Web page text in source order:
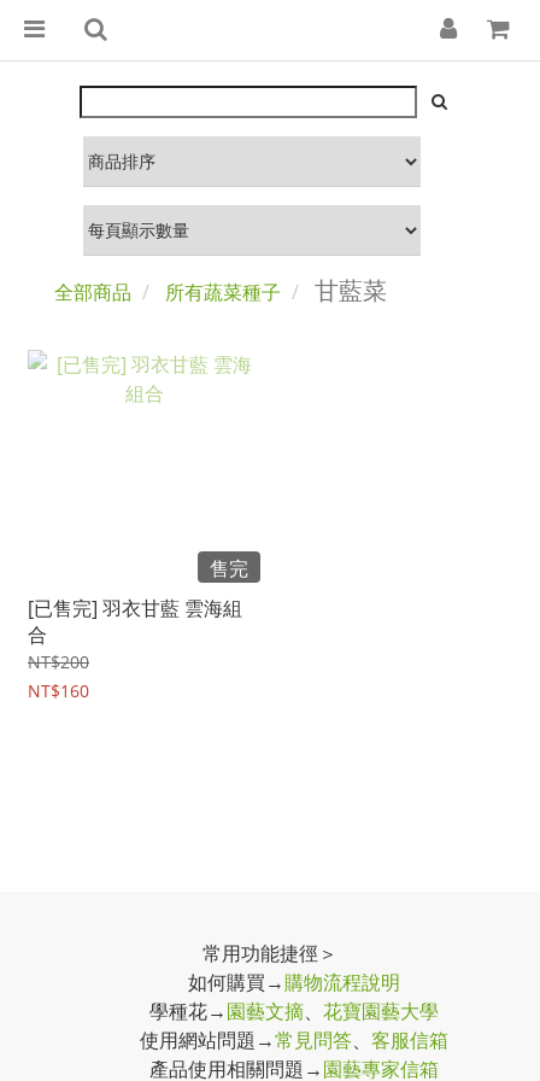
全部商品 所有蔬菜種子 甘藍菜
售完
[已售完] 羽衣甘藍 雲海組
合
NT$200
NT$160
常用功能捷徑＞
如何購買→購物流程說明
學種花→園藝文摘、 花寶園藝大學
使用網站問題→常見問答、 客服信箱
產品使用相關問題→園藝專家信箱